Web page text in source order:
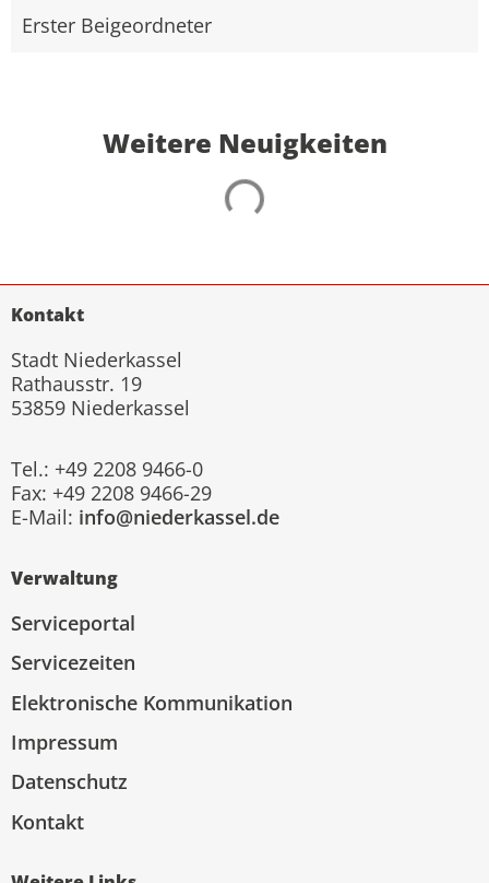
Erster Beigeordneter
Weitere Neuigkeiten
Kontakt
Stadt Niederkassel
Rathausstr. 19
53859 Niederkassel
Tel.: +49 2208 9466-0
Fax: +49 2208 9466-29
E-Mail: info@niederkassel.de
Verwaltung
Serviceportal
Servicezeiten
Elektronische Kommunikation
Impressum
Datenschutz
Kontakt